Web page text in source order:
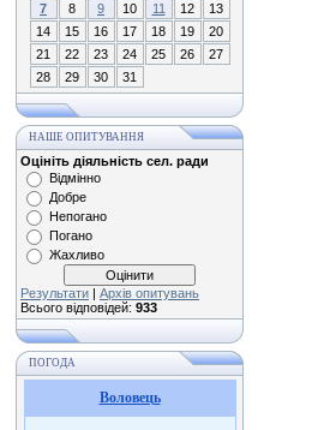
7
8 9 10 11 12
13
14
15 16 17 18 19
20
21
22 23 24 25 26
27
28
29 30 31
НАШЕ ОПИТУВАННЯ
Оцініть діяльність сел. ради
Відмінно
Добре
Непогано
Погано
Жахливо
Результати | Архів опитувань
Всього відповідей: 933
ПОГОДА
Воловець